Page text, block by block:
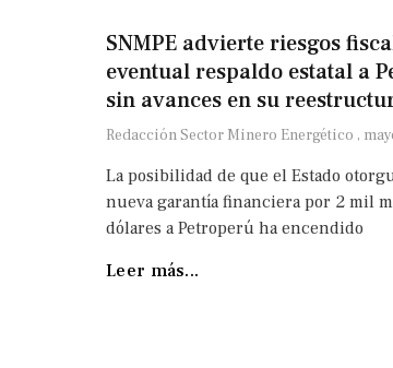
SNMPE advierte riesgos
eventual respaldo estatal a
sin avances en su
Redacción Sector Minero Energético
La posibilidad de que el Estado
nueva garantía financiera por 2 mil
dólares a Petroperú ha encendido
Leer más...